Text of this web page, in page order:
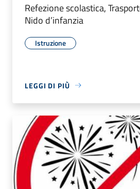
Refezione scolastica,
Nido d’infanzia
Istruzione
LEGGI DI PIÙ